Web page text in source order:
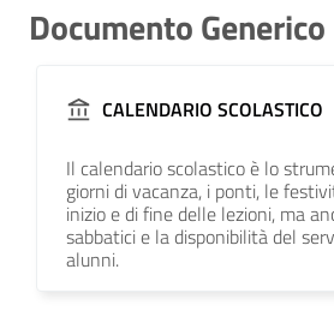
Documento Generico
CALENDARIO SCOLASTICO
Il calendario scolastico è lo
giorni di vacanza, i ponti, le
inizio e di fine delle lezioni, ma
sabbatici e la disponibilità del
alunni.